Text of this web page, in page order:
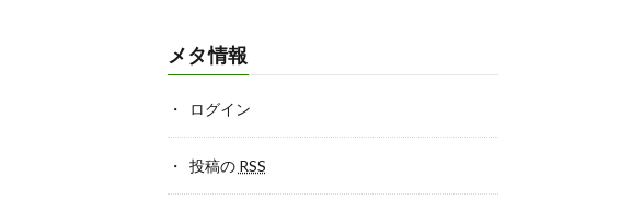
メタ情報
ログイン
投稿の RSS